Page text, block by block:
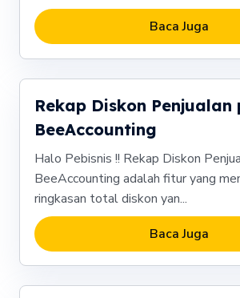
Baca Juga
Rekap Diskon
BeeAccounting
Halo Pebisnis !! Rekap Diskon
BeeAccounting adalah fitur yang
ringkasan total diskon yan...
Baca Juga